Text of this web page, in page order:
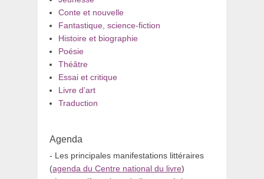
Conte et nouvelle
Fantastique, science-fiction
Histoire et biographie
Poésie
Théâtre
Essai et critique
Livre d’art
Traduction
Agenda
- Les principales manifestations littéraires
(agenda du Centre national du livre)